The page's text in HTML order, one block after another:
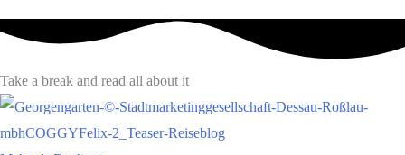
Take a break and read all about it